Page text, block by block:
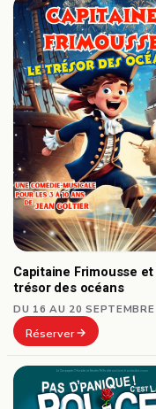
Capitaine Frimousse
trésor des océans
DU 16 AU 20 SEPTEMBRE
Réserver